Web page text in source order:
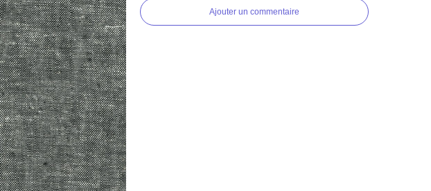
Ajouter un commentaire